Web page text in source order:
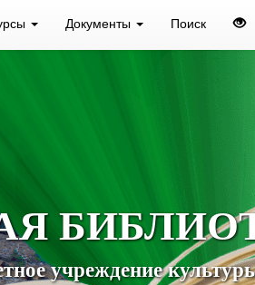
Документы Поиск
учреждение